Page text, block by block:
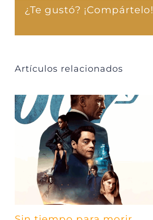
¿Te gustó? ¡Compártelo!
Artículos relacionados